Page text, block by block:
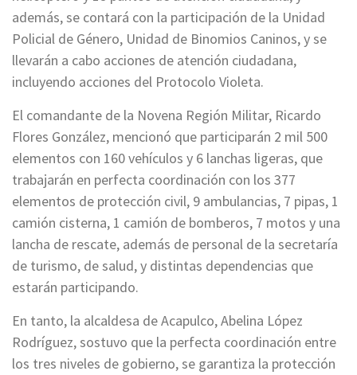
además, se contará con la participación de la Unidad
Policial de Género, Unidad de Binomios Caninos, y se
llevarán a cabo acciones de atención ciudadana,
incluyendo acciones del Protocolo Violeta.
El comandante de la Novena Región Militar, Ricardo
Flores González, mencionó que participarán 2 mil 500
elementos con 160 vehículos y 6 lanchas ligeras, que
trabajarán en perfecta coordinación con los 377
elementos de protección civil, 9 ambulancias, 7 pipas, 1
camión cisterna, 1 camión de bomberos, 7 motos y una
lancha de rescate, además de personal de la secretaría
de turismo, de salud, y distintas dependencias que
estarán participando.
En tanto, la alcaldesa de Acapulco, Abelina López
Rodríguez, sostuvo que la perfecta coordinación entre
los tres niveles de gobierno, se garantiza la protección